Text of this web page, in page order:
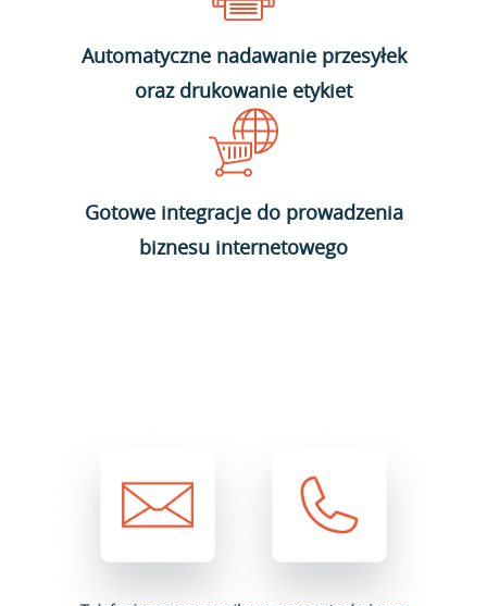
Automatyczne nadawanie przesyłek
oraz drukowanie etykiet
Gotowe integracje do prowadzenia
biznesu internetowego